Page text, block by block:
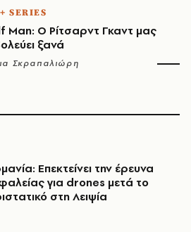
SERIES
Man: Ο Ρίτσαρντ Γκαντ μας
ξανά
Σκραπαλιώρη
Επεκτείνει την έρευνα
για drones μετά το
στη Λειψία